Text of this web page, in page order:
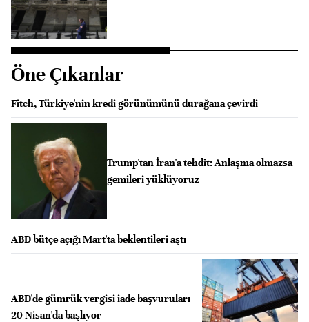
Öne Çıkanlar
Fitch, Türkiye'nin kredi görünümünü durağana çevirdi
Trump'tan İran'a tehdit: Anlaşma olmazsa
gemileri yüklüyoruz
ABD bütçe açığı Mart'ta beklentileri aştı
ABD'de gümrük vergisi iade başvuruları
20 Nisan'da başlıyor